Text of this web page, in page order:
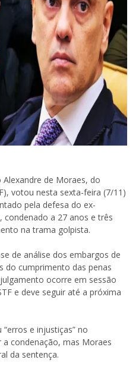
Alexandre de Moraes, do
votou nesta sexta-feira (7/11)
pela defesa do ex-
condenado a 27 anos e três
na trama golpista.
de análise dos embargos de
do cumprimento das penas
ocorre em sessão
e deve seguir até a próxima
e injustiças” no
condenação, mas Moraes
da sentença.